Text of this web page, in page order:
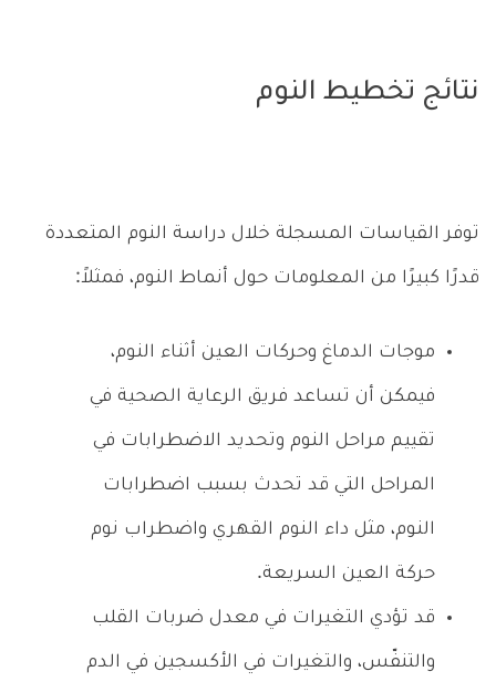
نتائج تخطيط النوم
توفر القياسات المسجلة خلال دراسة النوم المتعددة
قدرًا كبيرًا من المعلومات حول أنماط النوم، فمثلاً:
موجات الدماغ وحركات العين أثناء النوم،
فيمكن أن تساعد فريق الرعاية الصحية في
تقييم مراحل النوم وتحديد الاضطرابات في
المراحل التي قد تحدث بسبب اضطرابات
النوم، مثل داء النوم القهري واضطراب نوم
حركة العين السريعة.
قد تؤدي التغيرات في معدل ضربات القلب
والتنفّس، والتغيرات في الأكسجين في الدم